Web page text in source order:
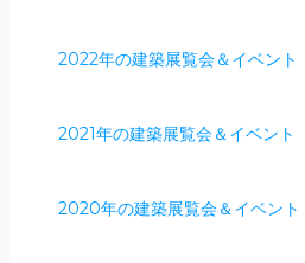
2022年の建築展覧会＆イベント
2021年の建築展覧会＆イベント
2020年の建築展覧会＆イベント